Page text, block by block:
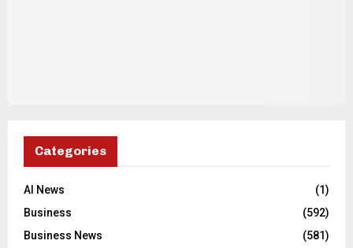
Categories
AI News
(1)
Business
(592)
Business News
(581)